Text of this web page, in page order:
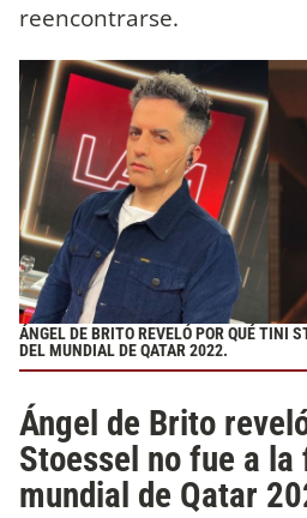
reencontrarse.
ÁNGEL DE BRITO REVELÓ POR QUÉ TINI
DEL MUNDIAL DE QATAR 2022.
Ángel de Brito
Stoessel no fue a la
mundial de Qatar